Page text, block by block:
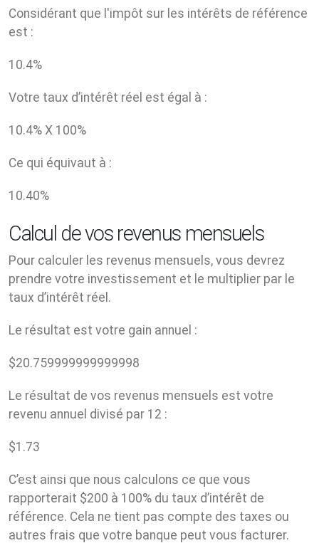
Considérant que l'impôt sur les intérêts de référence
est :
10.4%
Votre taux d’intérêt réel est égal à :
10.4% X 100%
Ce qui équivaut à :
10.40%
Calcul de vos revenus mensuels
Pour calculer les revenus mensuels, vous devrez
prendre votre investissement et le multiplier par le
taux d’intérêt réel.
Le résultat est votre gain annuel :
$20.759999999999998
Le résultat de vos revenus mensuels est votre
revenu annuel divisé par 12 :
$1.73
C’est ainsi que nous calculons ce que vous
rapporterait $200 à 100% du taux d’intérêt de
référence. Cela ne tient pas compte des taxes ou
autres frais que votre banque peut vous facturer.